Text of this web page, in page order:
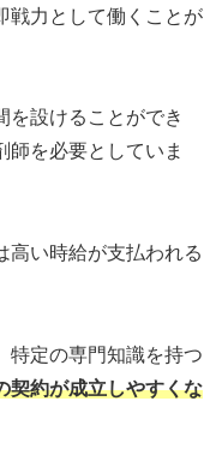
戦力として働くことが
を設けることができ
師を必要としていま
高い時給が支払われる
特定の専門知識を持つ
契約が成立しやすくな